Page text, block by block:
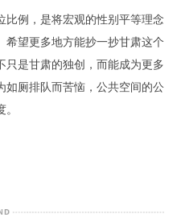
比例，是将宏观的性别平等理念
希望更多地方能抄一抄甘肃这个
只是甘肃的独创，而能成为更多
如厕排队而苦恼，公共空间的公